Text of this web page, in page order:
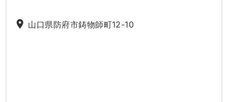
place 山口県防府市鋳物師町12-10